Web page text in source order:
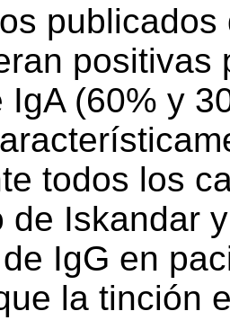
positivas
IgA (60% y
todos los
de Iskandar
IgG en
la tinción